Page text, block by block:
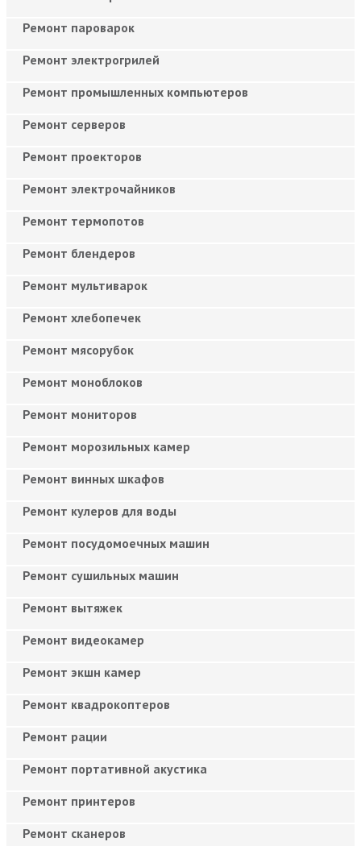
Ремонт пароварок
Ремонт электрогрилей
Ремонт промышленных компьютеров
Ремонт серверов
Ремонт проекторов
Ремонт электрочайников
Ремонт термопотов
Ремонт блендеров
Ремонт мультиварок
Ремонт хлебопечек
Ремонт мясорубок
Ремонт моноблоков
Ремонт мониторов
Ремонт морозильных камер
Ремонт винных шкафов
Ремонт кулеров для воды
Ремонт посудомоечных машин
Ремонт сушильных машин
Ремонт вытяжек
Ремонт видеокамер
Ремонт экшн камер
Ремонт квадрокоптеров
Ремонт рации
Ремонт портативной акустика
Ремонт принтеров
Ремонт сканеров